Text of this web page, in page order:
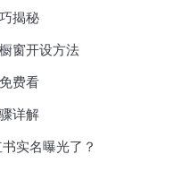
揭秘
窗开设方法
费看
详解
实名曝光了？